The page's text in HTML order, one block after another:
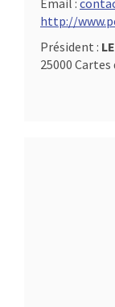
Email :
http://
Président :
25000 Cartes